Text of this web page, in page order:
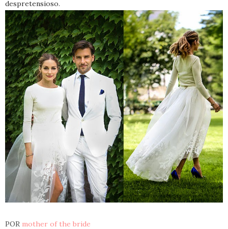
despretensioso.
POR mother of the bride